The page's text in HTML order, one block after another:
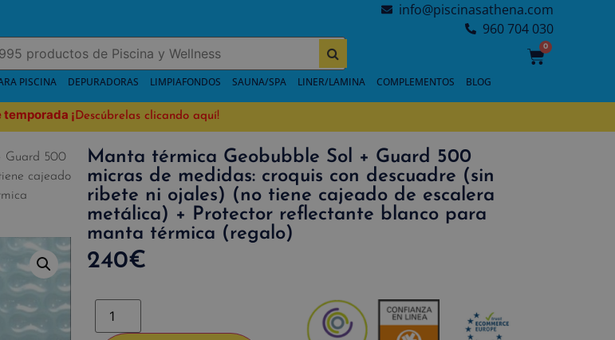
info@piscinasathena.com
960 704 030
0
PISCINA DEPURADORAS LIMPIAFONDOS SAUNA/SPA LINER/LAMINA COMPLEMENTOS BLOG
temporada ¡ Descúbrelas clicando aquí!
Guard 500
cajeado
Manta térmica Geobubble Sol + Guard 500
micras de medidas: croquis con descuadre (sin
ribete ni ojales) (no tiene cajeado de escalera
metálica) + Protector reflectante blanco para
manta térmica (regalo)
240€